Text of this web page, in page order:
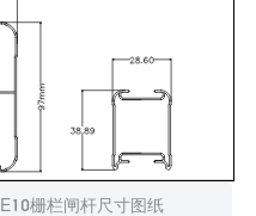
E10栅栏闸杆尺寸图纸